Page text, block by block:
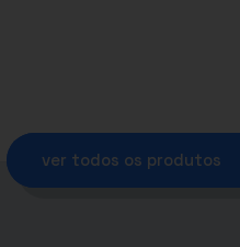
ver todos os produtos